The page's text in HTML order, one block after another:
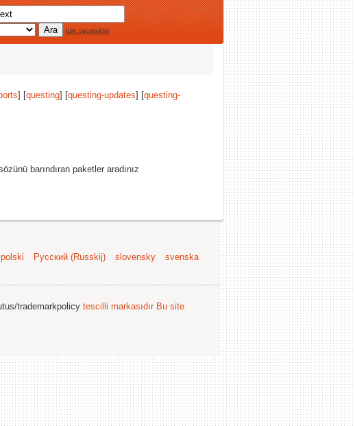
tüm seçenekler
] [questing] [questing-updates] [questing-
barındıran paketler aradınız
polski Русский (Russkij) slovensky
svenska
trademarkpolicy tescilli markasıdır Bu site